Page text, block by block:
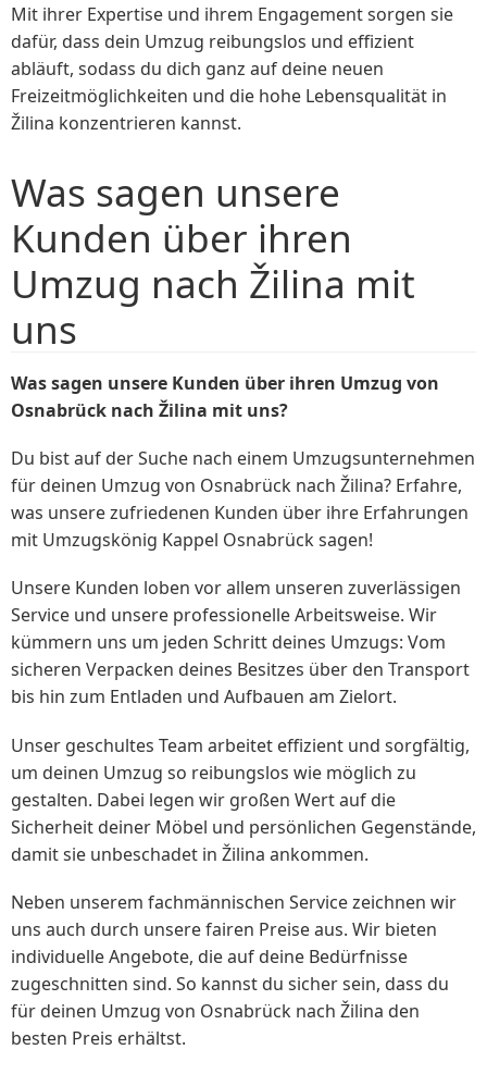
Mit ihrer Expertise und ihrem Engagement sorgen sie
dafür, dass dein Umzug reibungslos und effizient
abläuft, sodass du dich ganz auf deine neuen
Freizeitmöglichkeiten und die hohe Lebensqualität in
Žilina konzentrieren kannst.
Was sagen unsere
Kunden über ihren
Umzug nach Žilina mit
uns
Was sagen unsere Kunden über ihren Umzug von
Osnabrück nach Žilina mit uns?
Du bist auf der Suche nach einem Umzugsunternehmen
für deinen Umzug von Osnabrück nach Žilina? Erfahre,
was unsere zufriedenen Kunden über ihre Erfahrungen
mit Umzugskönig Kappel Osnabrück sagen!
Unsere Kunden loben vor allem unseren zuverlässigen
Service und unsere professionelle Arbeitsweise. Wir
kümmern uns um jeden Schritt deines Umzugs: Vom
sicheren Verpacken deines Besitzes über den Transport
bis hin zum Entladen und Aufbauen am Zielort.
Unser geschultes Team arbeitet effizient und sorgfältig,
um deinen Umzug so reibungslos wie möglich zu
gestalten. Dabei legen wir großen Wert auf die
Sicherheit deiner Möbel und persönlichen Gegenstände,
damit sie unbeschadet in Žilina ankommen.
Neben unserem fachmännischen Service zeichnen wir
uns auch durch unsere fairen Preise aus. Wir bieten
individuelle Angebote, die auf deine Bedürfnisse
zugeschnitten sind. So kannst du sicher sein, dass du
für deinen Umzug von Osnabrück nach Žilina den
besten Preis erhältst.